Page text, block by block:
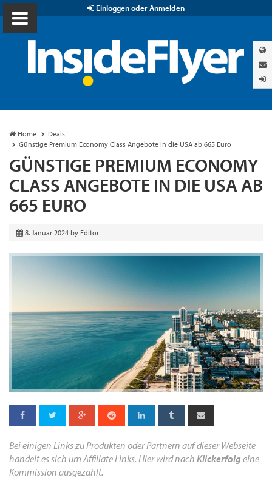
Einloggen oder Anmelden
Home
Deals
Günstige Premium Economy Class Angebote in die USA ab 665 Euro
GÜNSTIGE PREMIUM ECONOMY
CLASS ANGEBOTE IN DIE USA AB
665 EURO
8. Januar 2024 by Editor
Bei einigen Links zu Produkten oder Partnern auf dieser Webseite
handelt es sich um Affiliate Links. Hier wird nach Klickerfolg eine
Kommission ausgezahlt.